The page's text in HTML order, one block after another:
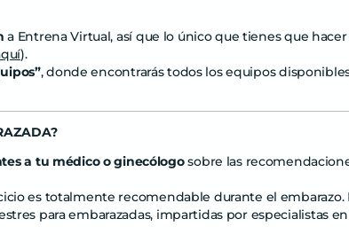
a Entrena Virtual, así que lo único que tienes que
).
, donde encontrarás todos los equipos
a tu médico o ginecólogosobre las
es totalmente recomendable durante el
para embarazadas, impartidas por especialistas